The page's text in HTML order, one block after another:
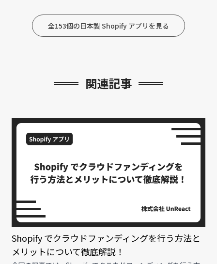
全153個の日本製 Shopify アプリを見る
関連記事
Shopify でクラウドファンディングを行う方法と
メリットについて徹底解説！